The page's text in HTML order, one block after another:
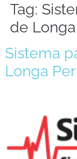
Tag:
de
Sistema
Longa